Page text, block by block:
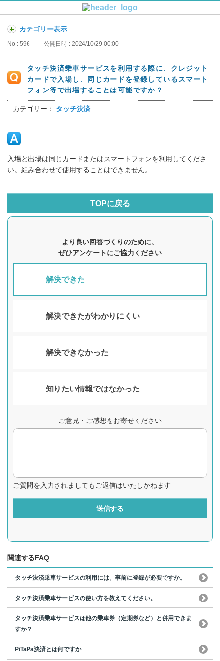
カテゴリー表示
No : 596 公開日時 : 2024/10/29 00:00
タッチ決済乗車サービスを利用する際に、クレジット
カードで入場し、同じカードを登録しているスマート
フォン等で出場することは可能ですか？
カテゴリー： タッチ決済
入場と出場は同じカードまたはスマートフォンを利用してくださ
い。組み合わせて使用することはできません。
TOPに戻る
より良い回答づくりのために、
ぜひアンケートにご協力ください
解決できた
解決できたがわかりにくい
解決できなかった
知りたい情報ではなかった
ご意見・ご感想をお寄せください
ご質問を入力されましてもご返信はいたしかねます
送信する
関連するFAQ
タッチ決済乗車サービスの利用には、事前に登録が必要ですか。
タッチ決済乗車サービスの使い方を教えてください。
タッチ決済乗車サービスは他の乗車券（定期券など）と併用できま
すか？
PiTaPa決済とは何ですか